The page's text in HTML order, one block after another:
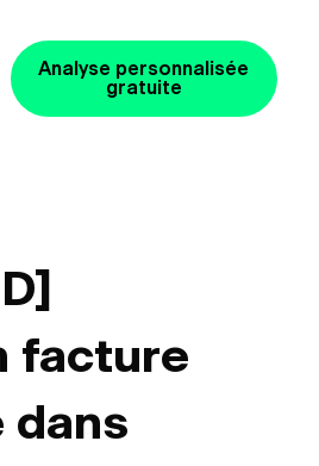
Analyse personnalisée
gratuite
facture
dans